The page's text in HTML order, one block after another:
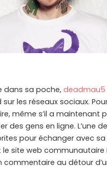
dans sa poche, deadmau5
les réseaux sociaux.
même s’il a maintenant
des gens en ligne. L’une
pour échanger avec sa
site web communautaire
commentaire au détour